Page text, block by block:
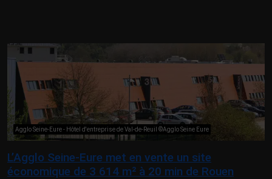
Agglo Seine-Eure - Hôtel d'entreprise de Val-de-Reuil ©Agglo Seine Eure
L’Agglo Seine-Eure met en vente un site
économique de 3 614 m² à 20 min de Rouen